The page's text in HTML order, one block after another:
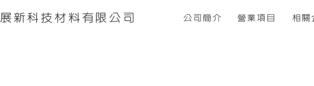
展新科技材料有限公司 公司簡介 營業項目 相關